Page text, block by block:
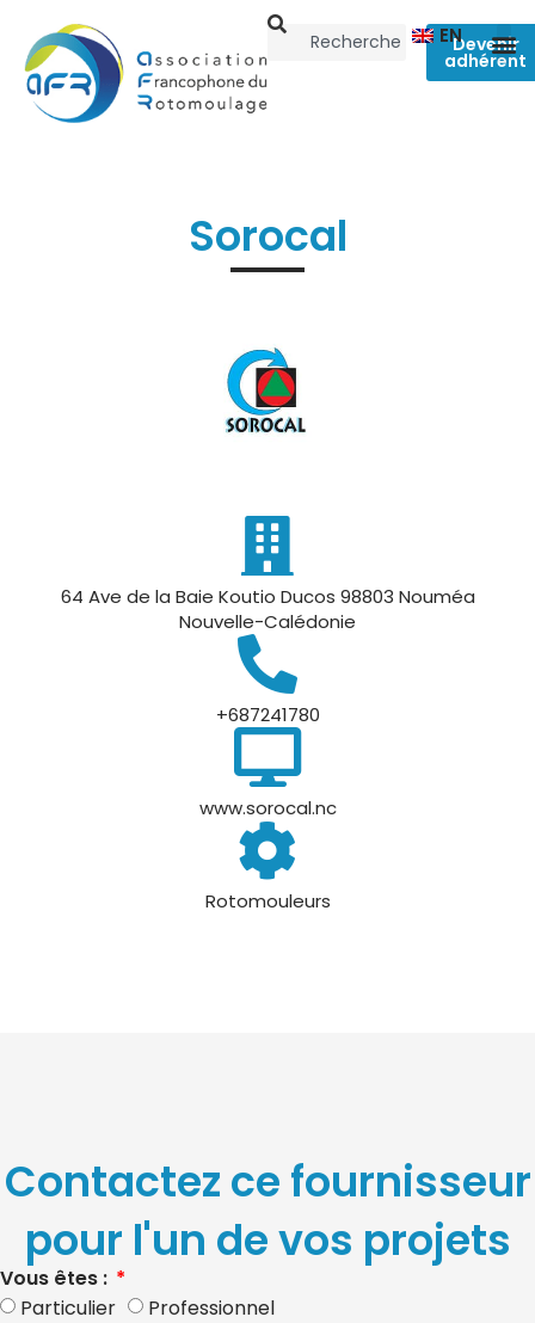
ENDevenir
adhérent
Sorocal
64 Ave de la Baie Koutio Ducos 98803 Nouméa
Nouvelle-Calédonie
+687241780
www.sorocal.nc
Rotomouleurs
Contactez ce fournisseur
pour l'un de vos projets
Vous êtes :
Particulier
Professionnel